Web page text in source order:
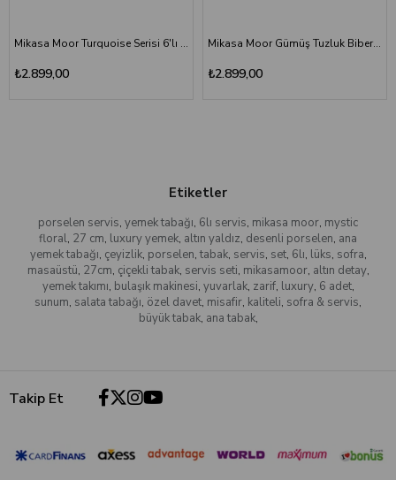
Mikasa Moor Turquoise Serisi 6'lı Porselen Servis Tabağı 27 cm - Luxury Yemek Tabağı Seti
₺2.899,00
Mikasa Moor Gümüş Tuzluk Biberlik Seti 17x9x16 cm - Lüks Masaüstü Baharat Seti
₺2.899,00
Etiketler
porselen servis, yemek tabağı, 6lı servis, mikasa moor, mystic
floral, 27 cm, luxury yemek, altın yaldız, desenli porselen, ana
yemek tabağı, çeyizlik, porselen,tabak, servis, set, 6lı, lüks, sofra,
masaüstü, 27cm, çiçekli tabak, servis seti, mikasamoor, altın detay,
yemek takımı, bulaşık makinesi, yuvarlak, zarif, luxury, 6 adet,
sunum, salata tabağı, özel davet, misafir, kaliteli, sofra & servis,
büyük tabak, ana tabak,
Takip Et